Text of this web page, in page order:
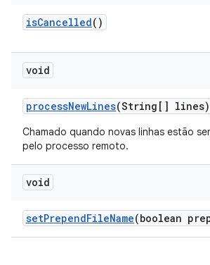
isCancelled()
void
processNewLines(String[] lines)
Chamado quando novas linhas estão
pelo processo remoto.
void
setPrependFileName(boolean